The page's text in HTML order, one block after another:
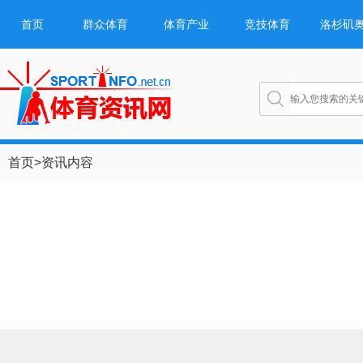
首页 群众体育 体育产业 竞技体育 洛杉矶
首页>资讯内容